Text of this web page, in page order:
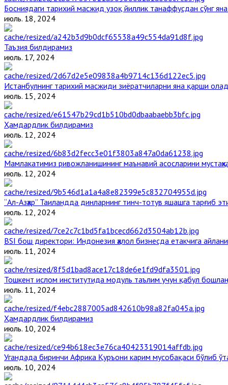
Босниядаги тарихий масжид узоқ йиллик танаффусдан сўнг
июль. 18, 2024
Таъзия билдирамиз
июль. 17, 2024
Истанбулнинг тарихий масжиди зиёратчиларни яна қарши
июль. 15, 2024
Ҳамдардлик билдирамиз
июль. 12, 2024
Мамлакатимиз ривожланишининг маънавий асосларини
июль. 12, 2024
“Ал-Азҳар” Таиландда динларнинг тинч-тотув яшашга тарғиб
июль. 12, 2024
BSI бош директори: Индонезия ҳалол бизнесда етакчига
июль. 11, 2024
Тошкент ислом институтида модуль таълим учун қабул
июль. 11, 2024
Ҳамдардлик билдирамиз
июль. 10, 2024
Угандада биринчи Aфрика Қуръони карим мусобақаси бўлиб
июль. 10, 2024